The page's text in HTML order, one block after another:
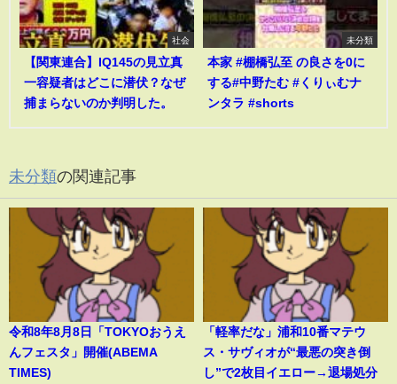
社会
【関東連合】IQ145の見立真
一容疑者はどこに潜伏？なぜ
捕まらないのか判明した。
未分類
本家 #棚橋弘至 の良さを0に
する#中野たむ #くりぃむナ
ンタラ #shorts
未分類の関連記事
令和8年8月8日「TOKYOおうえ
んフェスタ」開催(ABEMA
TIMES)
「軽率だな」浦和10番マテウ
ス・サヴィオが“最悪の突き倒
し”で2枚目イエロー→退場処分